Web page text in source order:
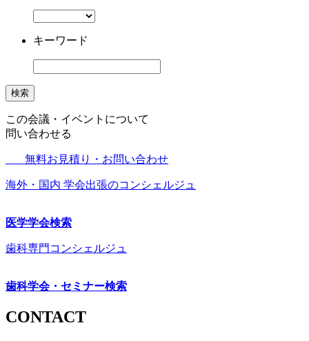
キーワード
検索
この会議・イベントについて
問い合わせる
無料お見積り・お問い合わせ
海外・国内 学会出張のコンシェルジュ
医学学会検索
歯科専門コンシェルジュ
歯科学会・セミナー検索
CONTACT